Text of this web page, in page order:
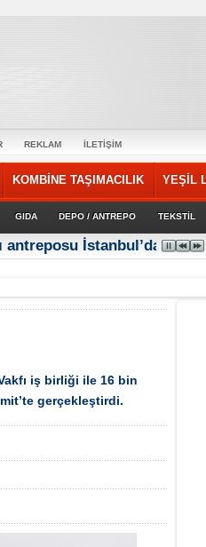
REKLAM İLETİŞİM
KOMBİNE TAŞIMACILIK YEŞİL
GIDA DEPO / ANTREPO TEKSTİL
İstanbul’da
iş birliği ile 16 bin
gerçekleştirdi.